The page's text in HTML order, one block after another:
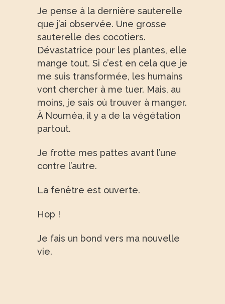
Je pense à la dernière sauterelle
que j’ai observée. Une grosse
sauterelle des cocotiers.
Dévastatrice pour les plantes, elle
mange tout. Si c’est en cela que je
me suis transformée, les humains
vont chercher à me tuer. Mais, au
moins, je sais où trouver à manger.
À Nouméa, il y a de la végétation
partout.
Je frotte mes pattes avant l’une
contre l’autre.
La fenêtre est ouverte.
Hop !
Je fais un bond vers ma nouvelle
vie.